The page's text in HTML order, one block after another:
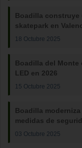
Boadilla construye
skatepark en
18 Octubre 2025
Boadilla del Monte
LED en 2026
15 Octubre 2025
Boadilla
medidas de
03 Octubre 2025